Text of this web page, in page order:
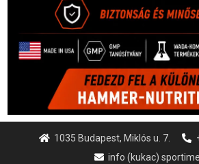
1035 Budapest, Miklós u. 7.
info (kukac)